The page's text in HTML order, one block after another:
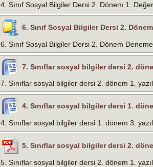
4. Sınıf Sosyal Bilgiler Dersi 2. Dönem 1.
6. Sınıf Sosyal Bilgiler Dersi 2. Dönem
6. Sınıf Sosyal Bilgiler Dersi 2. Dönem Deneme
7. Sınıflar sosyal bilgiler dersi 2.
7. Sınıflar sosyal bilgiler dersi 2. dönem 1.
4. Sınıflar sosyal bilgiler dersi 1.
4. Sınıflar sosyal bilgiler dersi 1. dönem 3.
5. Sınıflar sosyal bilgiler dersi 2.
5. Sınıflar sosyal bilgiler dersi 2. dönem 1.